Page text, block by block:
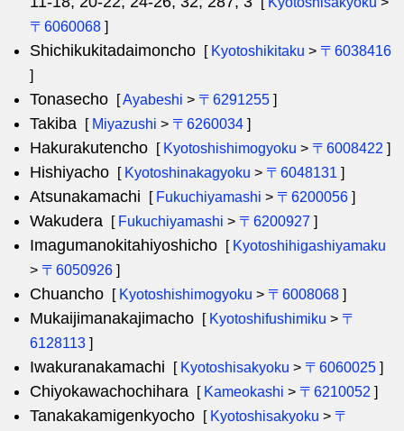
〒6060068 ]
Shichikukitadaimoncho [ Kyotoshikitaku > 〒6038416
]
Tonasecho [Ayabeshi > 〒6291255 ]
Takiba [ Miyazushi > 〒6260034 ]
Hakurakutencho [ Kyotoshishimogyoku > 〒6008422 ]
Hishiyacho [ Kyotoshinakagyoku > 〒6048131 ]
Atsunakamachi [ Fukuchiyamashi > 〒6200056 ]
Wakudera [ Fukuchiyamashi > 〒6200927 ]
Imagumanokitahiyoshicho [ Kyotoshihigashiyamaku
> 〒6050926 ]
Chuancho [ Kyotoshishimogyoku > 〒6008068 ]
Mukaijimanakajimacho [ Kyotoshifushimiku > 〒
6128113 ]
Iwakuranakamachi [ Kyotoshisakyoku > 〒6060025 ]
Chiyokawachochihara [ Kameokashi > 〒6210052 ]
Tanakakamigenkyocho [ Kyotoshisakyoku > 〒